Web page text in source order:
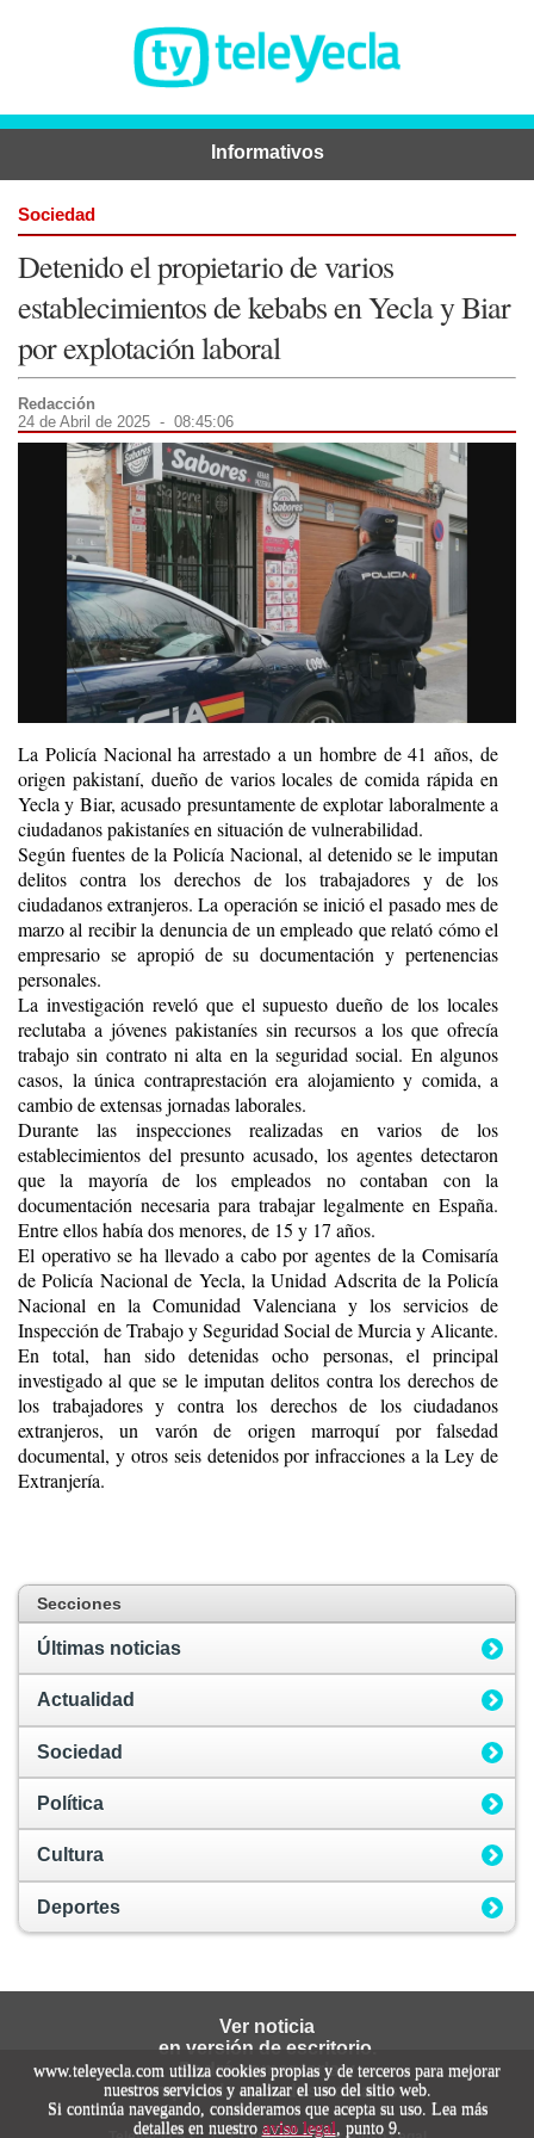
Informativos
Sociedad
Detenido el propietario de varios
establecimientos de kebabs en Yecla y Biar
por explotación laboral
Redacción
24 de Abril de 2025 - 08:45:06
La Policía Nacional ha arrestado a un hombre de 41 años, de
origen pakistaní, dueño de varios locales de comida rápida en
Yecla y Biar, acusado presuntamente de explotar laboralmente a
ciudadanos pakistaníes en situación de vulnerabilidad.
Según fuentes de la Policía Nacional, al detenido se le imputan
delitos contra los derechos de los trabajadores y de los
ciudadanos extranjeros. La operación se inició el pasado mes de
marzo al recibir la denuncia de un empleado que relató cómo el
empresario se apropió de su documentación y pertenencias
personales.
La investigación reveló que el supuesto dueño de los locales
reclutaba a jóvenes pakistaníes sin recursos a los que ofrecía
trabajo sin contrato ni alta en la seguridad social. En algunos
casos, la única contraprestación era alojamiento y comida, a
cambio de extensas jornadas laborales.
Durante las inspecciones realizadas en varios de los
establecimientos del presunto acusado, los agentes detectaron
que la mayoría de los empleados no contaban con la
documentación necesaria para trabajar legalmente en España.
Entre ellos había dos menores, de 15 y 17 años.
El operativo se ha llevado a cabo por agentes de la Comisaría
de Policía Nacional de Yecla, la Unidad Adscrita de la Policía
Nacional en la Comunidad Valenciana y los servicios de
Inspección de Trabajo y Seguridad Social de Murcia y Alicante.
En total, han sido detenidas ocho personas, el principal
investigado al que se le imputan delitos contra los derechos de
los trabajadores y contra los derechos de los ciudadanos
extranjeros, un varón de origen marroquí por falsedad
documental, y otros seis detenidos por infracciones a la Ley de
Extranjería.
Secciones
Últimas noticias
Actualidad
Sociedad
Política
Cultura
Deportes
Ver noticia
en versión de escritorio.
Podrá comentarla y
compartirla en redes sociales.
www.teleyecla.com utiliza cookies propias y de terceros para mejorar
nuestros servicios y analizar el uso del sitio web.
Si continúa navegando, consideramos que acepta su uso. Lea más
detalles en nuestro aviso legal, punto 9.